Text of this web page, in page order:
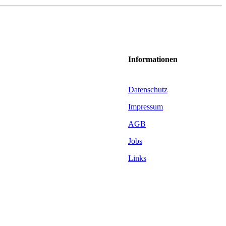
Informationen
Datenschutz
Impressum
AGB
Jobs
Links